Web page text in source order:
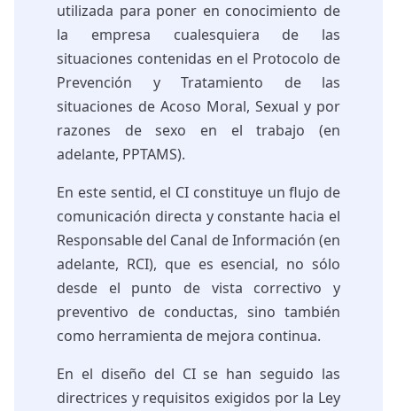
utilizada para poner en conocimiento de
la empresa cualesquiera de las
situaciones contenidas en el Protocolo de
Prevención y Tratamiento de las
situaciones de Acoso Moral, Sexual y por
razones de sexo en el trabajo (en
adelante, PPTAMS).
En este sentid, el CI constituye un flujo de
comunicación directa y constante hacia el
Responsable del Canal de Información (en
adelante, RCI), que es esencial, no sólo
desde el punto de vista correctivo y
preventivo de conductas, sino también
como herramienta de mejora continua.
En el diseño del CI se han seguido las
directrices y requisitos exigidos por la Ley